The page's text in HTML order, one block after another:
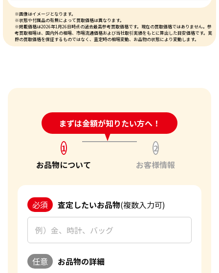
※画像はイメージとなります。
※状態や付属品の有無によって買取価格は異なります。
※掲載価格は2026年1月26日時点の過去最高参考買取価格です。現在の買取価格ではありません。参
考買取相場は、国内外の相場、市場流通価格および当社取引実績をもとに算出した目安価格です。実
際の買取価格を保証するものではなく、査定時の相場変動、お品物の状態により変動します。
まずは金額が知りたい方へ！
24時間受付中!問い合わせフォーム
1
お品物について
2
お客様情報
必須 査定したいお品物(複数入力可)
任意 お品物の詳細